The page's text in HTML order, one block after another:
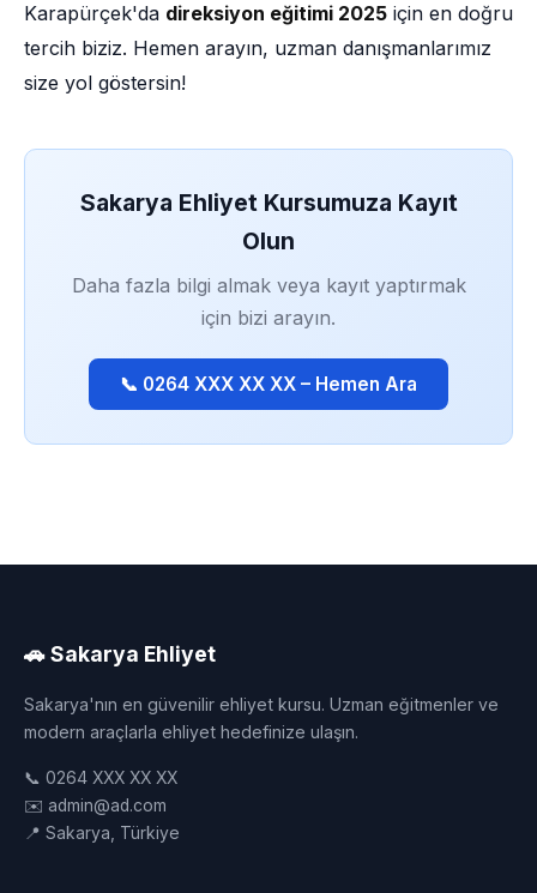
Karapürçek'da direksiyon eğitimi 2025 için en doğru
tercih biziz. Hemen arayın, uzman danışmanlarımız
size yol göstersin!
Sakarya Ehliyet Kursumuza Kayıt
Olun
Daha fazla bilgi almak veya kayıt yaptırmak
için bizi arayın.
📞 0264 XXX XX XX – Hemen Ara
🚗 Sakarya Ehliyet
Sakarya'nın en güvenilir ehliyet kursu. Uzman eğitmenler ve
modern araçlarla ehliyet hedefinize ulaşın.
📞 0264 XXX XX XX
✉️ admin@ad.com
📍 Sakarya, Türkiye